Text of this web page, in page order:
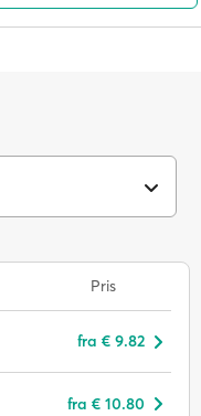
Pris
fra € 9.82
fra € 10.80